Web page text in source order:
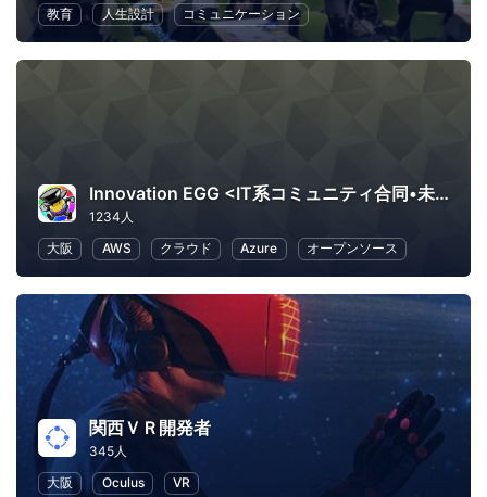
教育
人生設計 コミュニケーション
Innovation EGG <IT系コミュニティ合同•未経験者向け勉強会>
1234人
大阪
AWS クラウド Azure オープンソース
関西ＶＲ開発者
345人
大阪
Oculus VR